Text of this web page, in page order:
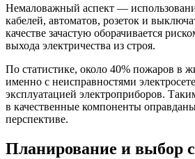
Немаловажный аспект —
кабелей, автоматов, розеток и
качестве зачастую оборачивается
выхода электричества из строя.
По статистике, около 40% пожаров в
именно с неисправностями
эксплуатацией электроприборов.
в качественные компоненты
перспективе.
Планирование и выбор